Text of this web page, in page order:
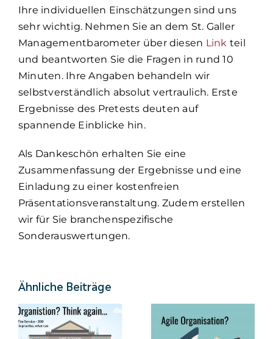
Ihre individuellen Einschätzungen sind uns
sehr wichtig. Nehmen Sie an dem St. Galler
Managementbarometer über diesen Link teil
und beantworten Sie die Fragen in rund 10
Minuten. Ihre Angaben behandeln wir
selbstverständlich absolut vertraulich. Erste
Ergebnisse des Pretests deuten auf
spannende Einblicke hin.
Als Dankeschön erhalten Sie eine
Zusammenfassung der Ergebnisse und eine
Einladung zu einer kostenfreien
Präsentationsveranstaltung. Zudem erstellen
wir für Sie branchenspezifische
Sonderauswertungen.
Ähnliche Beiträge